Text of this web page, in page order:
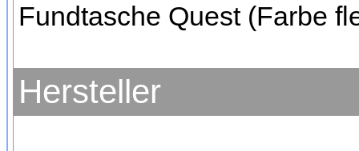
Fundtasche Quest (Farbe
Hersteller